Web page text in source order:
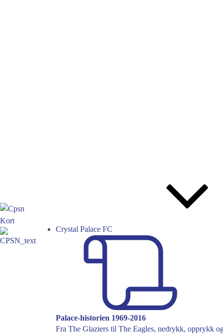
Crystal Palace FC
Palace-historien 1969-2016
Fra The Glaziers til The Eagles, nedrykk, opprykk